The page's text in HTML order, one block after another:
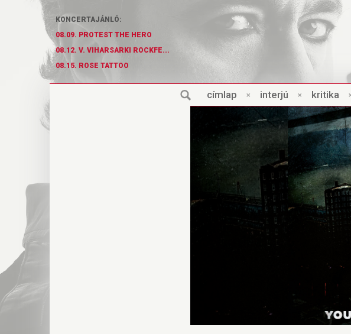
KONCERTAJÁNLÓ:
08.09. PROTEST THE HERO
08.12. V. VIHARSARKI ROCKFE...
08.15. ROSE TATTOO
címlap × interjú × kritika